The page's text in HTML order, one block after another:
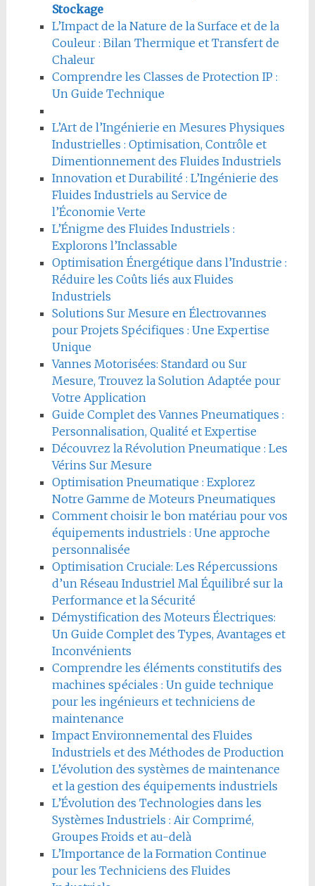
Stockage
L’Impact de la Nature de la Surface et de la
Couleur : Bilan Thermique et Transfert de
Chaleur
Comprendre les Classes de Protection IP :
Un Guide Technique
L’Art de l’Ingénierie en Mesures Physiques
Industrielles : Optimisation, Contrôle et
Dimentionnement des Fluides Industriels
Innovation et Durabilité : L’Ingénierie des
Fluides Industriels au Service de
l’Économie Verte
L’Énigme des Fluides Industriels :
Explorons l’Inclassable
Optimisation Énergétique dans l’Industrie :
Réduire les Coûts liés aux Fluides
Industriels
Solutions Sur Mesure en Électrovannes
pour Projets Spécifiques : Une Expertise
Unique
Vannes Motorisées: Standard ou Sur
Mesure, Trouvez la Solution Adaptée pour
Votre Application
Guide Complet des Vannes Pneumatiques :
Personnalisation, Qualité et Expertise
Découvrez la Révolution Pneumatique : Les
Vérins Sur Mesure
Optimisation Pneumatique : Explorez
Notre Gamme de Moteurs Pneumatiques
Comment choisir le bon matériau pour vos
équipements industriels : Une approche
personnalisée
Optimisation Cruciale: Les Répercussions
d’un Réseau Industriel Mal Équilibré sur la
Performance et la Sécurité
Démystification des Moteurs Électriques:
Un Guide Complet des Types, Avantages et
Inconvénients
Comprendre les éléments constitutifs des
machines spéciales : Un guide technique
pour les ingénieurs et techniciens de
maintenance
Impact Environnemental des Fluides
Industriels et des Méthodes de Production
L’évolution des systèmes de maintenance
et la gestion des équipements industriels
L’Évolution des Technologies dans les
Systèmes Industriels : Air Comprimé,
Groupes Froids et au-delà
L’Importance de la Formation Continue
pour les Techniciens des Fluides